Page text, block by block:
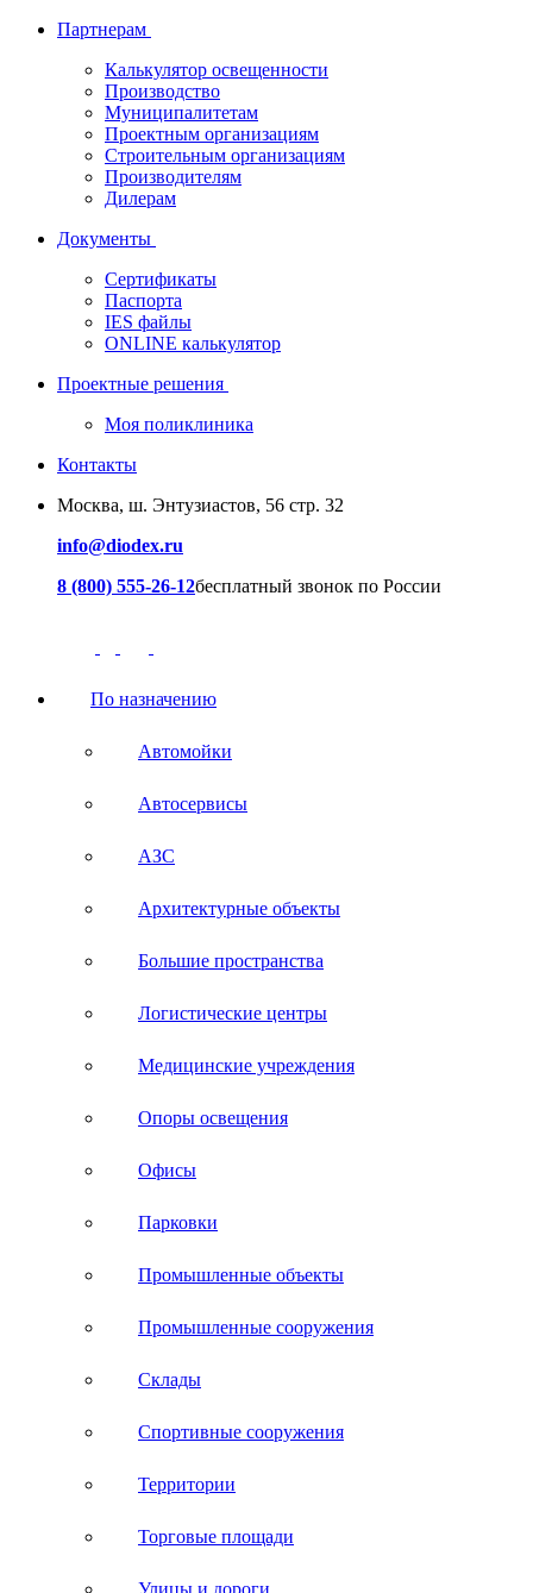
Партнерам
Калькулятор освещенности
Производство
Муниципалитетам
Проектным организациям
Строительным организациям
Производителям
Дилерам
Документы
Сертификаты
Паспорта
IES файлы
ONLINE калькулятор
Проектные решения
Моя поликлиника
Контакты
Москва, ш. Энтузиастов, 56 стр. 32
info@diodex.ru
8 (800) 555-26-12бесплатный звонок по России
По назначению
Автомойки
Автосервисы
АЗС
Архитектурные объекты
Большие пространства
Логистические центры
Медицинские учреждения
Опоры освещения
Офисы
Парковки
Промышленные объекты
Промышленные сооружения
Склады
Спортивные сооружения
Территории
Торговые площади
Улицы и дороги